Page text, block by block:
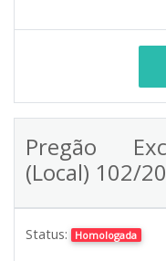
Pregão
(Local) 102/
Status: Homologada